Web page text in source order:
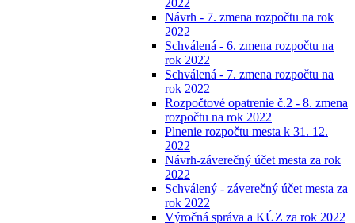
2022
Návrh - 7. zmena rozpočtu na rok
2022
Schválená - 6. zmena rozpočtu na
rok 2022
Schválená - 7. zmena rozpočtu na
rok 2022
Rozpočtové opatrenie č.2 - 8. zmena
rozpočtu na rok 2022
Plnenie rozpočtu mesta k 31. 12.
2022
Návrh-záverečný účet mesta za rok
2022
Schválený - záverečný účet mesta za
rok 2022
Výročná správa a KÚZ za rok 2022